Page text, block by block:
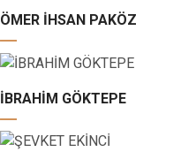
Döşemealtı
Kepez
Konyaaltı
Muratpaşa
ÖMER İHSAN PAKÖZ
İBRAHİM GÖKTEPE